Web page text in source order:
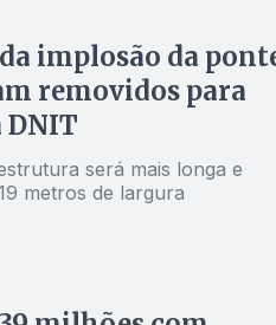
implosão da
removidos para
DNIT
será mais longa e
metros de largura